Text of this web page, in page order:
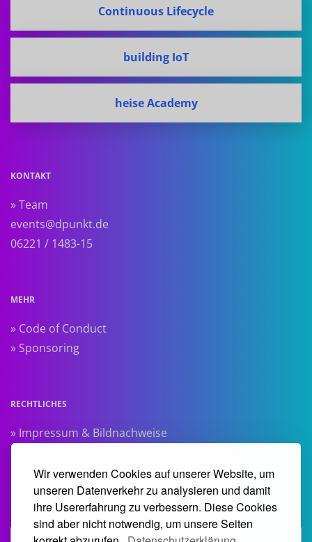
Wir verwenden Cookies auf unserer Website, um
unseren Datenverkehr zu analysieren und damit
ihre Usererfahrung zu verbessern. Diese Cookies
sind aber nicht notwendig, um unsere Seiten
Continuous Lifecycle
building IoT
heise Academy
KONTAKT
» Team
events@dpunkt.de
06221 / 1483-15
MEHR
» Code of Conduct
» Sponsoring
RECHTLICHES
» Impressum & Bildnachweise
» AGB Veranstaltungen
» Datenschutzerklärung Heise Medien
» Datenschutzerklärung Rheinwerk Verlag
» Cookie-Einstellungen ändern